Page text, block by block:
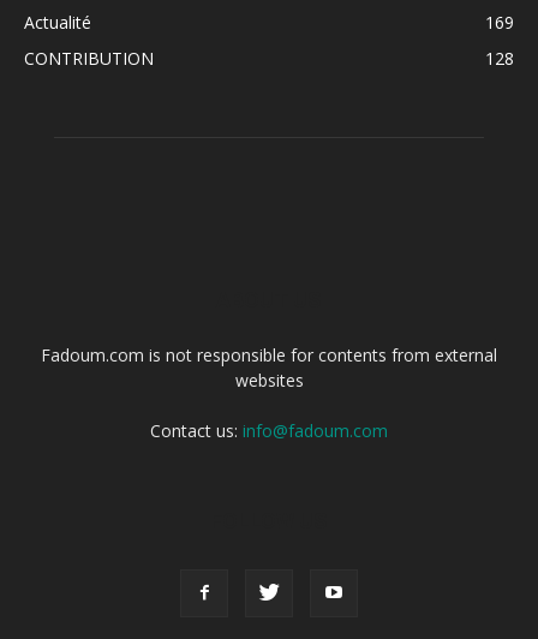
Actualité
169
CONTRIBUTION
128
Fadoum.com is not responsible for contents from external
websites
Contact us: info@fadoum.com